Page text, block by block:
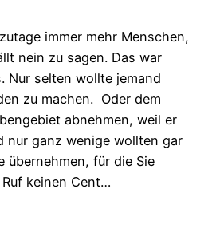
immer mehr Menschen,
nein zu sagen. Das war
Nur selten wollte jemand
zu machen. Oder dem
abnehmen, weil er
nur ganz wenige wollten gar
übernehmen, für die Sie
keinen Cent…